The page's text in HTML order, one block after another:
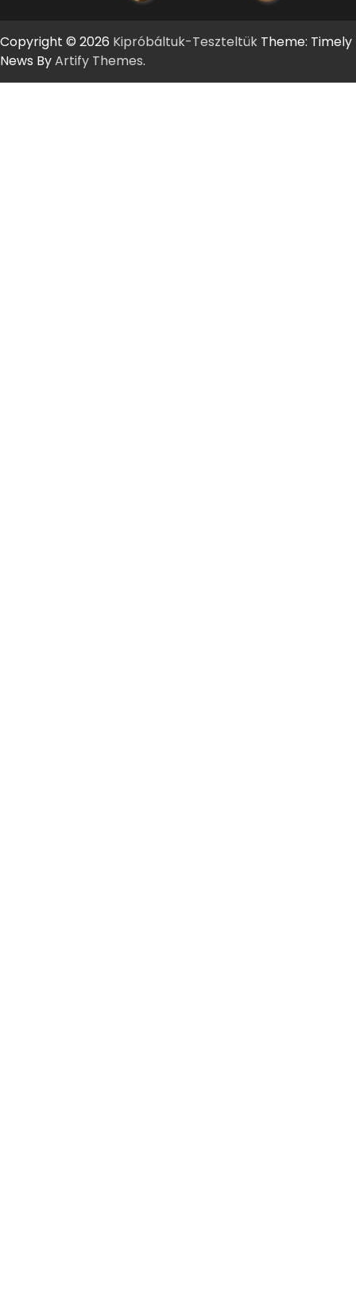
Copyright © 2026 Kipróbáltuk-Teszteltük Theme: Timely
News ByArtify Themes.